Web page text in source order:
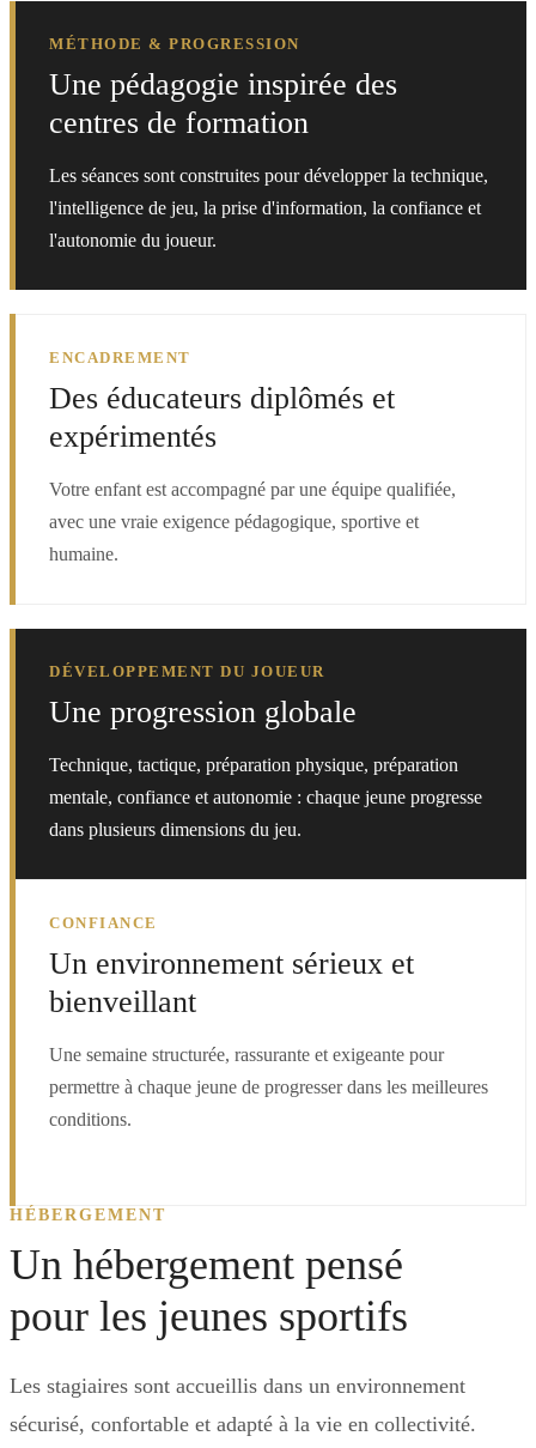
MÉTHODE & PROGRESSION
Une pédagogie inspirée des
centres de formation
Les séances sont construites pour développer la technique,
l'intelligence de jeu, la prise d'information, la confiance et
l'autonomie du joueur.
ENCADREMENT
Des éducateurs diplômés et
expérimentés
Votre enfant est accompagné par une équipe qualifiée,
avec une vraie exigence pédagogique, sportive et
humaine.
DÉVELOPPEMENT DU JOUEUR
Une progression globale
Technique, tactique, préparation physique, préparation
mentale, confiance et autonomie : chaque jeune progresse
dans plusieurs dimensions du jeu.
CONFIANCE
Un environnement sérieux et
bienveillant
Une semaine structurée, rassurante et exigeante pour
permettre à chaque jeune de progresser dans les meilleures
conditions.
HÉBERGEMENT
Un hébergement pensé
pour les jeunes sportifs
Les stagiaires sont accueillis dans un environnement
sécurisé, confortable et adapté à la vie en collectivité.